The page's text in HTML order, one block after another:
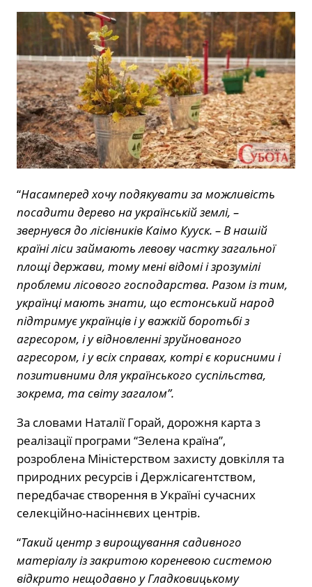
“Насамперед хочу подякувати за можливість
посадити дерево на українській землі, –
звернувся до лісівників Каімо Кууск. – В нашій
країні ліси займають левову частку загальної
площі держави, тому мені відомі і зрозумілі
проблеми лісового господарства. Разом із тим,
українці мають знати, що естонський народ
підтримує українців і у важкій боротьбі з
агресором, і у відновленні зруйнованого
агресором, і у всіх справах, котрі є корисними і
позитивними для українського суспільства,
зокрема, та світу загалом”.
За словами Наталії Горай, дорожня карта з
реалізації програми “Зелена країна”,
розроблена Міністерством захисту довкілля та
природних ресурсів і Держлісагентством,
передбачає створення в Україні сучасних
селекційно-насіннєвих центрів.
“Такий центр з вирощування садивного
матеріалу із закритою кореневою системою
відкрито нещодавно у Гладковицькому